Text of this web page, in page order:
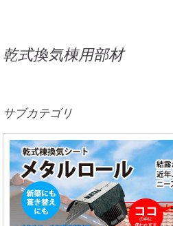
乾式換気棟用部材
サブカテゴリ